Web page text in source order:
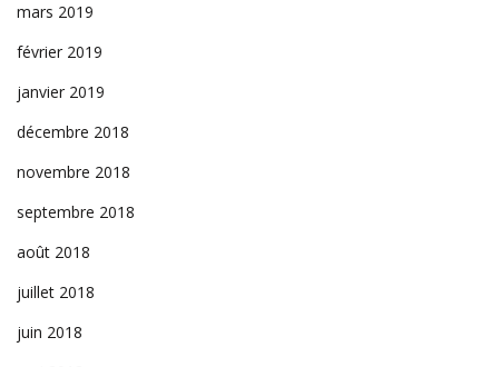
mars 2019
février 2019
janvier 2019
décembre 2018
novembre 2018
septembre 2018
août 2018
juillet 2018
juin 2018